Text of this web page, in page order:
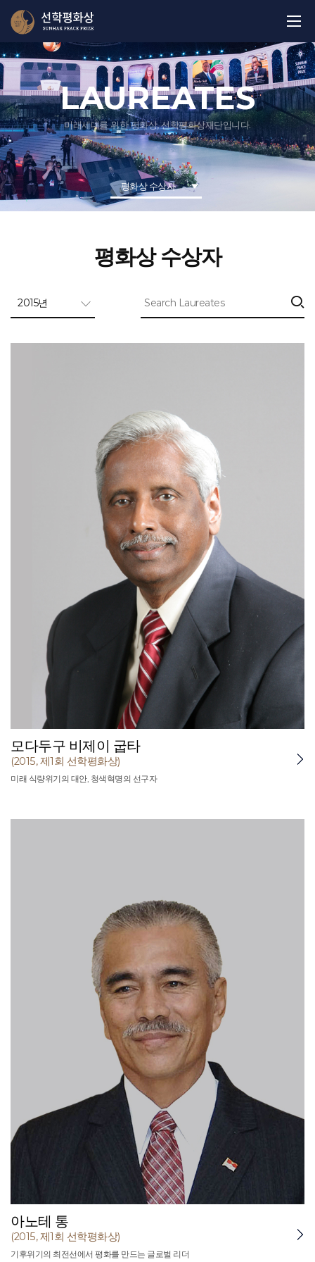
LAUREATES
미래세대를 위한 평화상, 선학평화상재단입니다.
평화상 수상자
평화상 수상자
2015년
모다두구 비제이 굽타
(2015, 제1회 선학평화상)
미래 식량위기의 대안, 청색혁명의 선구자
아노테 통
(2015, 제1회 선학평화상)
기후위기의 최전선에서 평화를 만드는 글로벌 리더